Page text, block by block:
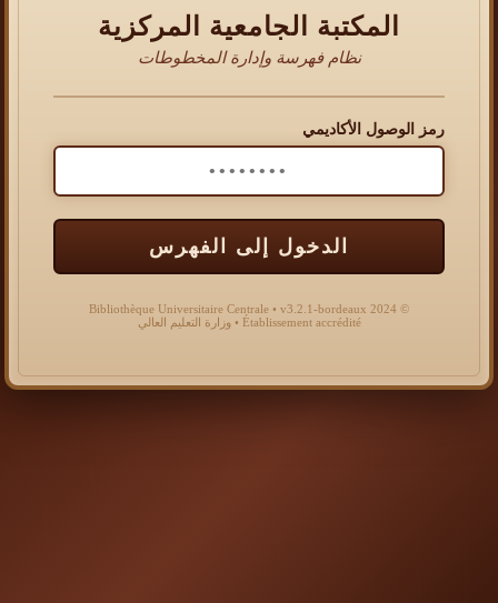
المكتبة الجامعية المركزية
نظام فهرسة وإدارة المخطوطات
رمز الوصول الأكاديمي
الدخول إلى الفهرس
© 2024 Bibliothèque Universitaire Centrale • v3.2.1-bordeaux
Établissement accrédité • وزارة التعليم العالي